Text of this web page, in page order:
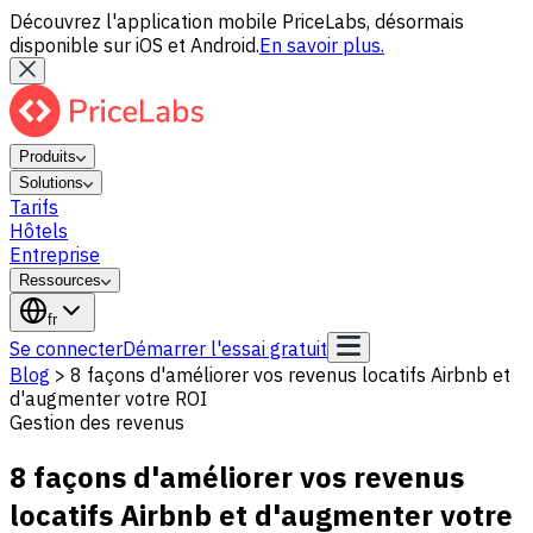
Découvrez l'application mobile PriceLabs, désormais
disponible sur iOS et Android.En savoir plus.
Produits
Solutions
Tarifs
Hôtels
Entreprise
Ressources
fr
Se connecterDémarrer l'essai gratuit
Blog > 8 façons d'améliorer vos revenus locatifs Airbnb et
d'augmenter votre ROI
Gestion des revenus
8 façons d'améliorer vos revenus
locatifs Airbnb et d'augmenter votre